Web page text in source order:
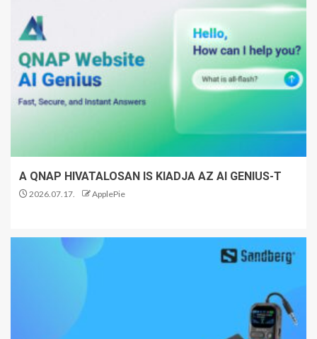
A QNAP HIVATALOSAN IS KIADJA AZ AI GENIUS-T
2026.07.17. ApplePie